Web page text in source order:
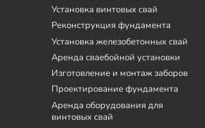
Установка винтовых свай
Реконструкция фундамента
Установка железобетонных свай
Аренда сваебойной установки
Изготовление и монтаж заборов
Проектирование фундамента
Аренда оборудования для
винтовых свай